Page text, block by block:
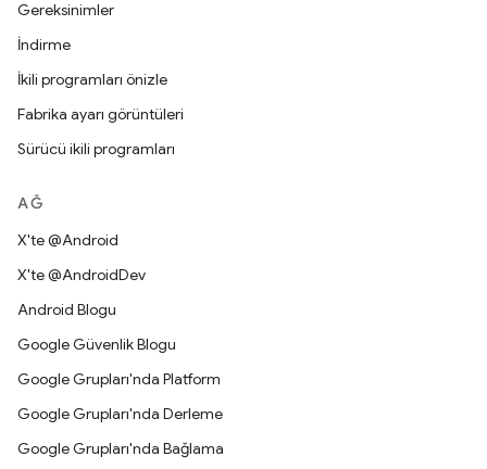
Gereksinimler
İndirme
İkili programları önizle
Fabrika ayarı görüntüleri
Sürücü ikili programları
AĞ
X'te @Android
X'te @AndroidDev
Android Blogu
Google Güvenlik Blogu
Google Grupları'nda Platform
Google Grupları'nda Derleme
Google Grupları'nda Bağlama